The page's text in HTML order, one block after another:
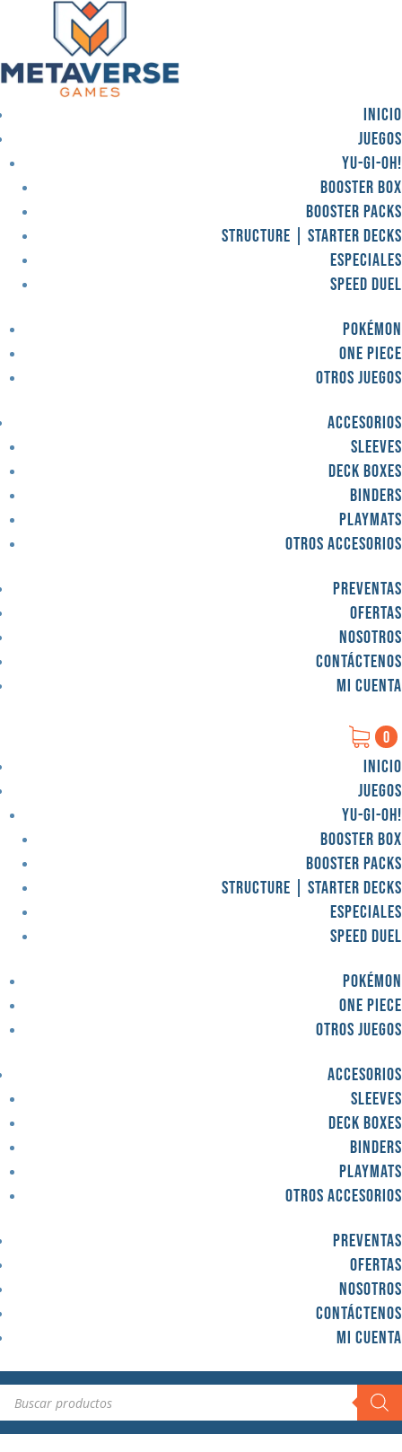
Inicio
Juegos
Yu-Gi-OH!
Booster Box
Booster Packs
Structure | Starter Decks
Especiales
Speed Duel
Pokémon
One Piece
Otros juegos
Accesorios
Sleeves
Deck Boxes
Binders
Playmats
Otros accesorios
Preventas
Ofertas
Nosotros
Contáctenos
Mi cuenta
0
Inicio
Juegos
Yu-Gi-OH!
Booster Box
Booster Packs
Structure | Starter Decks
Especiales
Speed Duel
Pokémon
One Piece
Otros juegos
Accesorios
Sleeves
Deck Boxes
Binders
Playmats
Otros accesorios
Preventas
Ofertas
Nosotros
Contáctenos
Mi cuenta
Búsqueda
productos